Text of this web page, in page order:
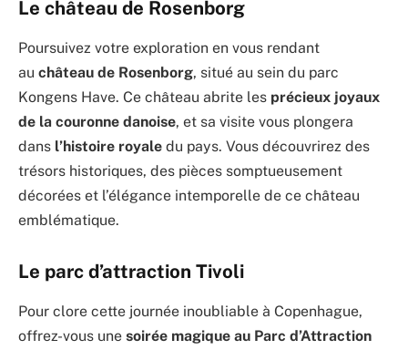
Le château de Rosenborg
Poursuivez votre exploration en vous rendant
au château de Rosenborg, situé au sein du parc
Kongens Have. Ce château abrite les précieux joyaux
de la couronne danoise, et sa visite vous plongera
dans l’histoire royale du pays. Vous découvrirez des
trésors historiques, des pièces somptueusement
décorées et l’élégance intemporelle de ce château
emblématique.
Le parc d’attraction Tivoli
Pour clore cette journée inoubliable à Copenhague,
offrez-vous une soirée magique au Parc d’Attraction